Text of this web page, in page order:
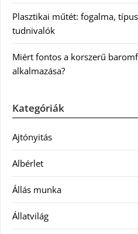
Plasztikai műtét: fogalma,
tudnivalók
Miért fontos a korszerű
alkalmazása?
Kategóriák
Ajtónyitás
Albérlet
Állás munka
Állatvilág